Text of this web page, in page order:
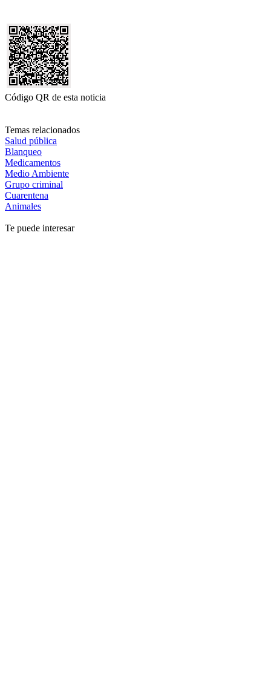
Código QR de esta noticia
Temas relacionados
Salud pública
Blanqueo
Medicamentos
Medio Ambiente
Grupo criminal
Cuarentena
Animales
Te puede interesar